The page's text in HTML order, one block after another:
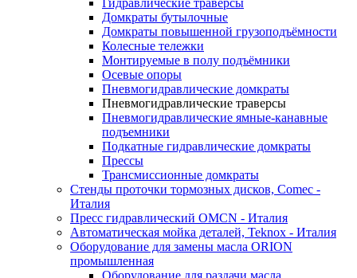
Гидравлические траверсы
Домкраты бутылочные
Домкраты повышенной грузоподъёмности
Колесные тележки
Монтируемые в полу подъёмники
Осевые опоры
Пневмогидравлические домкраты
Пневмогидравлические траверсы
Пневмогидравлические ямные-канавные
подъемники
Подкатные гидравлические домкраты
Прессы
Трансмиссионные домкраты
Стенды проточки тормозных дисков, Comec -
Италия
Пресс гидравлический OMCN - Италия
Автоматическая мойка деталей, Teknox - Италия
Оборудование для замены масла ORION
промышленная
Оборудование для раздачи масла